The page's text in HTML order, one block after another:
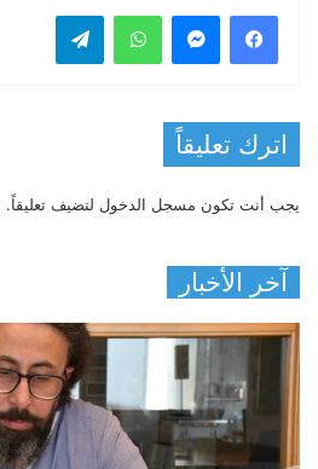
فيسبوك واتساب
اترك تعليقاً
يجب أنت تكون مسجل الدخول لتضيف تعليقاً.
آخر الأخبار